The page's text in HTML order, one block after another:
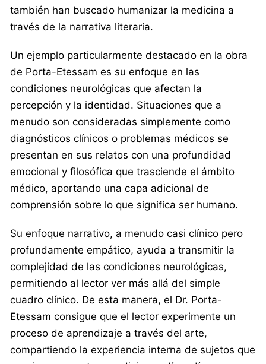
también han buscado humanizar la medicina a
través de la narrativa literaria.
Un ejemplo particularmente destacado en la obra
de Porta-Etessam es su enfoque en las
condiciones neurológicas que afectan la
percepción y la identidad. Situaciones que a
menudo son consideradas simplemente como
diagnósticos clínicos o problemas médicos se
presentan en sus relatos con una profundidad
emocional y filosófica que trasciende el ámbito
médico, aportando una capa adicional de
comprensión sobre lo que significa ser humano.
Su enfoque narrativo, a menudo casi clínico pero
profundamente empático, ayuda a transmitir la
complejidad de las condiciones neurológicas,
permitiendo al lector ver más allá del simple
cuadro clínico. De esta manera, el Dr. Porta-
Etessam consigue que el lector experimente un
proceso de aprendizaje a través del arte,
compartiendo la experiencia interna de sujetos que